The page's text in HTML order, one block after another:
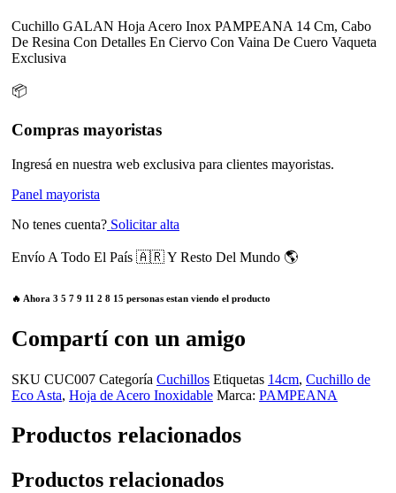
Cuchillo GALAN Hoja Acero Inox PAMPEANA 14 Cm, Cabo
De Resina Con Detalles En Ciervo Con Vaina De Cuero Vaqueta
Exclusiva
📦
Compras mayoristas
Ingresá en nuestra web exclusiva para clientes mayoristas.
Panel mayorista
No tenes cuenta? Solicitar alta
Envío A Todo El País 🇦🇷 Y Resto Del Mundo 🌎
🔥 Ahora 3 5 7 9 11 2 8 15 personas estan viendo el producto
Compartí con un amigo
SKU CUC007 Categoría Cuchillos Etiquetas 14cm, Cuchillo de
Eco Asta, Hoja de Acero Inoxidable Marca: PAMPEANA
Productos relacionados
Productos relacionados